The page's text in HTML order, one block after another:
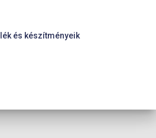
és készítményeik